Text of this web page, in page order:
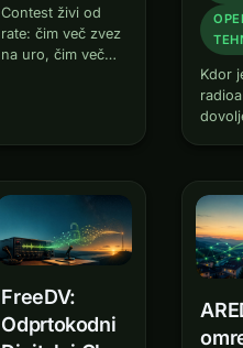
Contest živi od
rate: čim več zvez
na uro, čim več
odziv, se na
tvojem pasu ravno
nič ne dogaja, kar
bi…
Kdor
je
ga
Kdor
FreeDV:
Odprtokodni